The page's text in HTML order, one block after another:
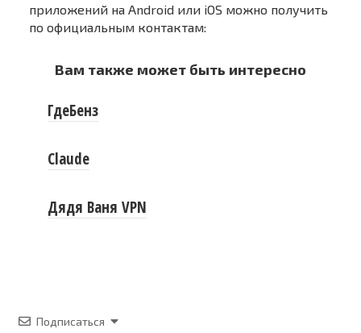
приложений на Android или iOS можно получить
по официальным контактам:
Вам также может быть интересно
ГдеБенз
Claude
Дядя Ваня VPN
Подписаться